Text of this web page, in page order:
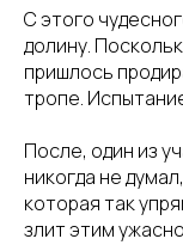
С этого
долину.
пришлось
тропе.
После, один из
никогда не
которая так
злит этим